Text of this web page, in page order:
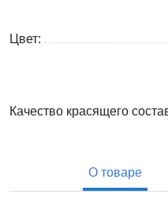
Цвет:
Качество красящего
О товаре